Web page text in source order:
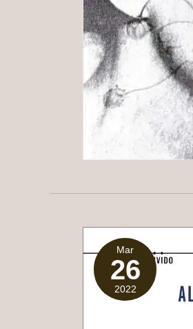
Mar
26
2022